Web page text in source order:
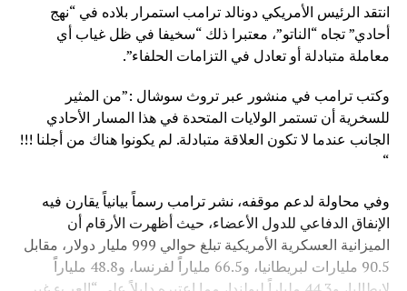
انتقد الرئيس الأمريكي دونالد ترامب استمرار بلاده في “نهج
أحادي” تجاه “الناتو”، معتبرا ذلك “سخيفا في ظل غياب أي
معاملة متبادلة أو تعادل في التزامات الحلفاء”.
وكتب ترامب في منشور عبر تروث سوشال :”من المثير
للسخرية أن تستمر الولايات المتحدة في هذا المسار الأحادي
الجانب عندما لا تكون العلاقة متبادلة. لم يكونوا هناك من أجلنا !!!
“
وفي محاولة لدعم موقفه، نشر ترامب رسماً بيانياً يقارن فيه
الإنفاق الدفاعي للدول الأعضاء، حيث أظهرت الأرقام أن
الميزانية العسكرية الأمريكية تبلغ حوالي 999 مليار دولار، مقابل
90.5 مليارات لبريطانيا، و66.5 ملياراً لفرنسا، و48.8 ملياراً